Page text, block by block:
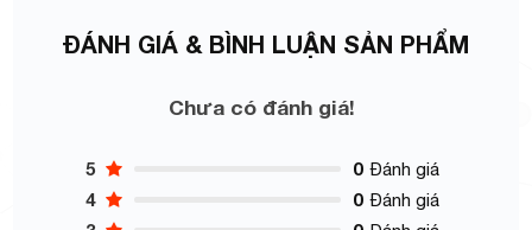
ĐÁNH GIÁ & BÌNH LUẬN SẢN PHẨM
Chưa có đánh giá!
5 0 Đánh giá
4 0 Đánh giá